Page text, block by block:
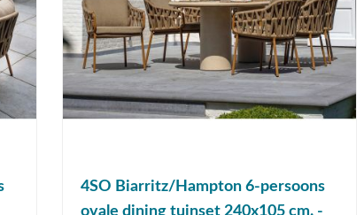
4SO Biarritz/Hampton 6-persoons
ovale dining tuinset 240x105 cm. -